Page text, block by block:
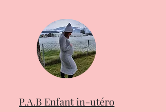
P.A.B Enfant in-utéro